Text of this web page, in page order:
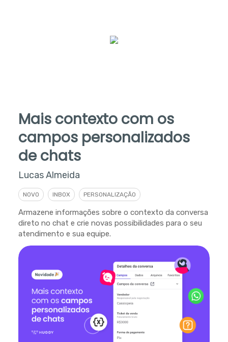
Mais contexto com os
campos personalizados
de chats
Lucas Almeida
NOVO INBOX PERSONALIZAÇÃO
Armazene informações sobre o contexto da conversa
direto no chat e crie novas possibilidades para o seu
atendimento e sua equipe.